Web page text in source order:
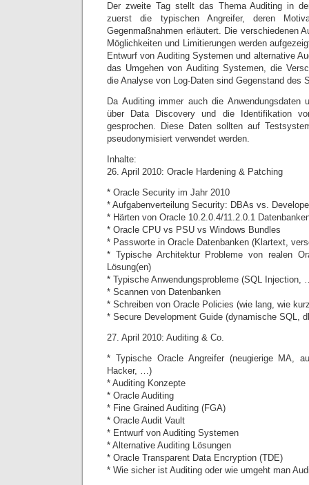
Der zweite Tag stellt das Thema Auditing in
zuerst die typischen Angreifer, deren
Gegenmaßnahmen erläutert. Die verschiedenen
Möglichkeiten und Limitierungen werden
Entwurf von Auditing Systemen und alternative
das Umgehen von Auditing Systemen, die
die Analyse von Log-Daten sind Gegenstand des
Da Auditing immer auch die Anwendungsdaten
über Data Discovery und die Identifikation
gesprochen. Diese Daten sollten auf
pseudonymisiert verwendet werden.
Inhalte:
26. April 2010: Oracle Hardening & Patching
* Oracle Security im Jahr 2010
* Aufgabenverteilung Security: DBAs vs.
* Härten von Oracle 10.2.0.4/11.2.0.1
* Oracle CPU vs PSU vs Windows Bundles
* Passworte in Oracle Datenbanken (Klartext,
* Typische Architektur Probleme von realen
Lösung(en)
* Typische Anwendungsprobleme (SQL Injection,
* Scannen von Datenbanken
* Schreiben von Oracle Policies (wie lang, wie
* Secure Development Guide (dynamische SQL,
27. April 2010: Auditing & Co.
* Typische Oracle Angreifer (neugierige MA,
Hacker, …)
* Auditing Konzepte
* Oracle Auditing
* Fine Grained Auditing (FGA)
* Oracle Audit Vault
* Entwurf von Auditing Systemen
* Alternative Auditing Lösungen
* Oracle Transparent Data Encryption (TDE)
* Wie sicher ist Auditing oder wie umgeht man